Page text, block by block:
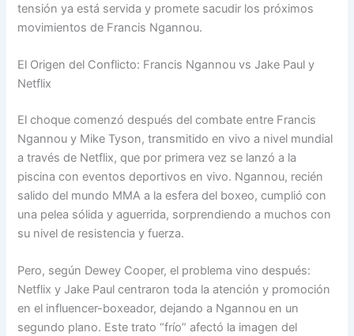
tensión ya está servida y promete sacudir los próximos
movimientos de Francis Ngannou.
El Origen del Conflicto: Francis Ngannou vs Jake Paul y
Netflix
El choque comenzó después del combate entre Francis
Ngannou y Mike Tyson, transmitido en vivo a nivel mundial
a través de Netflix, que por primera vez se lanzó a la
piscina con eventos deportivos en vivo. Ngannou, recién
salido del mundo MMA a la esfera del boxeo, cumplió con
una pelea sólida y aguerrida, sorprendiendo a muchos con
su nivel de resistencia y fuerza.
Pero, según Dewey Cooper, el problema vino después:
Netflix y Jake Paul centraron toda la atención y promoción
en el influencer-boxeador, dejando a Ngannou en un
segundo plano. Este trato “frío” afectó la imagen del